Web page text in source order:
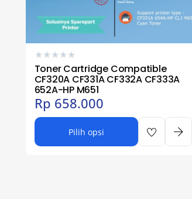
★★★★★
Toner Cartridge Compatible
CF320A CF331A CF332A CF333A
652A-HP M651
Rp 658.000
Pilih opsi